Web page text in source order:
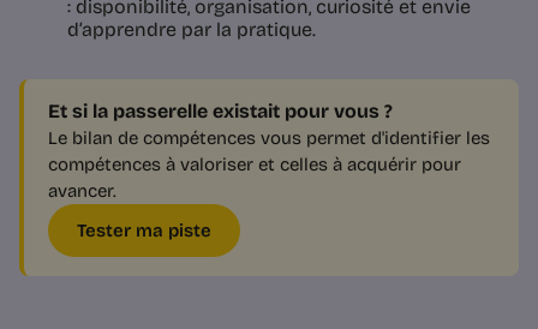
: disponibilité, organisation, curiosité et envie
d’apprendre par la pratique.
Et si la passerelle existait pour vous ?
Le bilan de compétences vous permet d'identifier les
compétences à valoriser et celles à acquérir pour
avancer.
Tester ma piste